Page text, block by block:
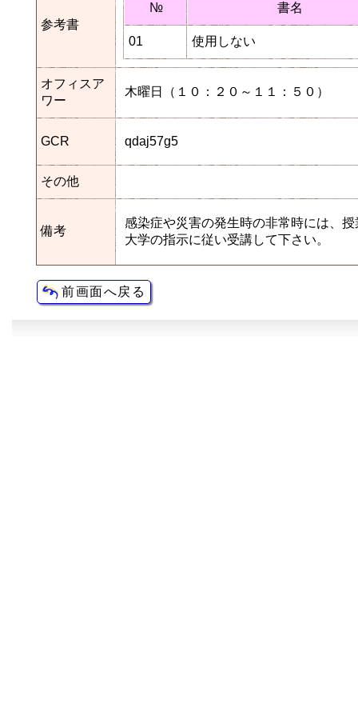
参考書
№ 書名
01 使用しない
オフィスア
ワー
木曜日（１０：２０～１１：５０）
GCR qdaj57g5
その他
備考
感染症や災害の発生時の非常時には、
大学の指示に従い受講して下さい。